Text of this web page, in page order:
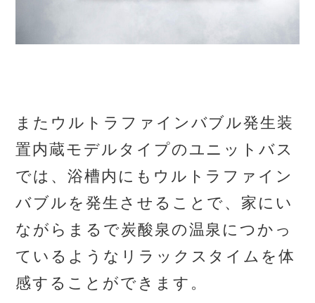
またウルトラファインバブル発生装
置内蔵モデルタイプのユニットバス
では、浴槽内にもウルトラファイン
バブルを発生させることで、家にい
ながらまるで炭酸泉の温泉につかっ
ているようなリラックスタイムを体
感することができます。